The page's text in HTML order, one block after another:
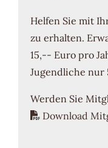
Helfen Sie mit
zu erhalten.
15,-- Euro pro
Jugendliche nur
Werden Sie
Download